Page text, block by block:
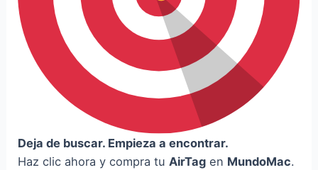
Deja de buscar. Empieza a encontrar.
Haz clic ahora y compra tuAirTag en MundoMac.